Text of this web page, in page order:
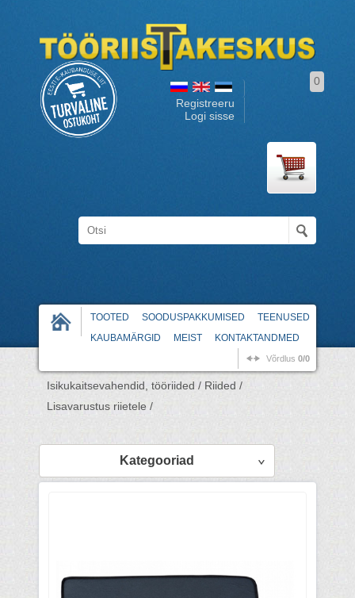
Registreeru
Logi sisse
0
TOOTED SOODUSPAKKUMISED
TEENUSED
KAUBAMÄRGID
MEIST KONTAKTANDMED
Võrdlus 0/0
Isikukaitsevahendid, tööriided / Riided /
Lisavarustus riietele /
Kategooriad